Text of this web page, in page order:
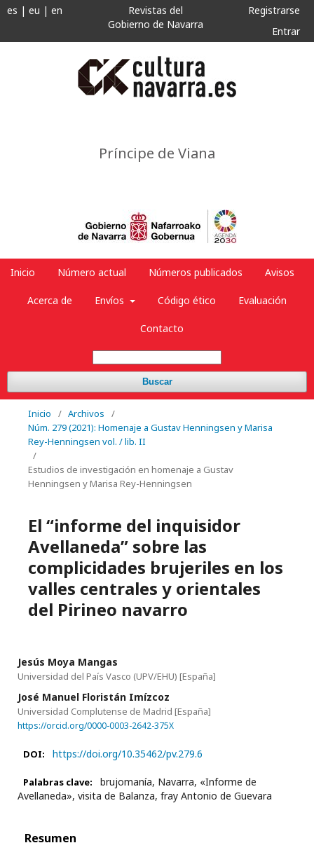
Príncipe de Viana
Inicio Número actual Números publicados Avisos
Acerca de Envíos Código ético Evaluación
Contacto
Buscar
es | eu | en
Revistas del
Gobierno de Navarra
Registrarse
Entrar
Inicio / Archivos
/
Núm. 279 (2021): Homenaje a Gustav Henningsen y Marisa
Rey-Henningsen vol. / lib. II
/
Estudios de investigación en homenaje a Gustav
Henningsen y Marisa Rey-Henningsen
El “informe del inquisidor
Avellaneda” sobre las
complicidades brujeriles en los
valles centrales y orientales
del Pirineo navarro
Jesús Moya Mangas
Universidad del País Vasco (UPV/EHU) [España]
José Manuel Floristán Imízcoz
Universidad Complutense de Madrid [España]
https://orcid.org/0000-0003-2642-375X
DOI: https://doi.org/10.35462/pv.279.6
Palabras clave:
brujomanía, Navarra, «Informe de
Avellaneda», visita de Balanza, fray Antonio de Guevara
Resumen